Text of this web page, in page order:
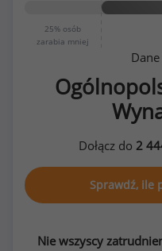
25% osób
zarabia mniej
Dołącz do 2
Sprawdź, ile
Nie wszyscy